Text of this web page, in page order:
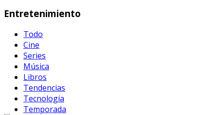
Entretenimiento
Todo
Cine
Series
Música
Libros
Tendencias
Tecnología
Temporada